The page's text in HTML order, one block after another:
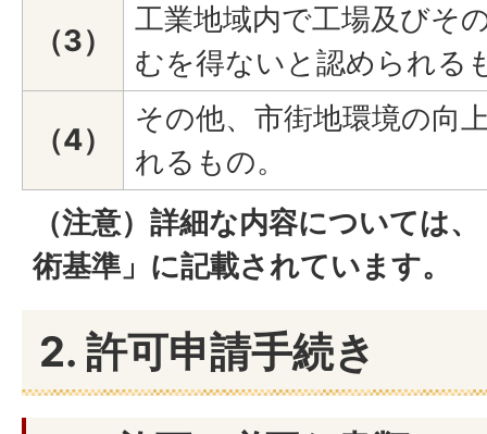
（3）
工業地域内で工場及びそ
むを得ないと認められる
（4）
その他、市街地環境の向
れるもの。
（注意）詳細な内容については
術基準」に記載されています。
2. 許可申請手続き